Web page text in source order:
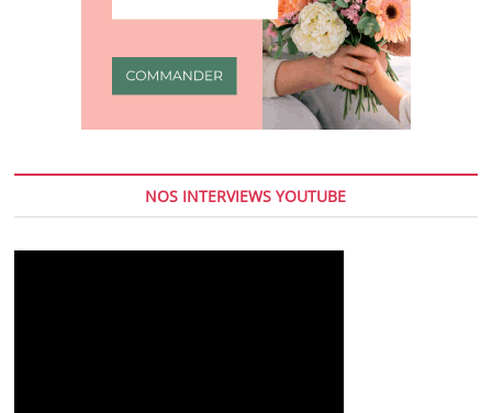
NOS INTERVIEWS YOUTUBE